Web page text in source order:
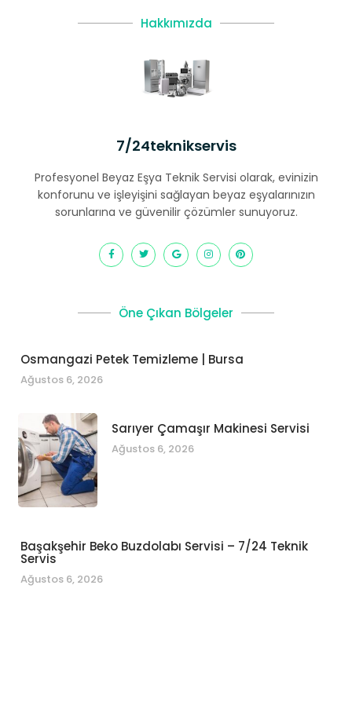
Hakkımızda
7/24teknikservis
Profesyonel Beyaz Eşya Teknik Servisi olarak, evinizin
konforunu ve işleyişini sağlayan beyaz eşyalarınızın
sorunlarına ve güvenilir çözümler sunuyoruz.
Öne Çıkan Bölgeler
Osmangazi Petek Temizleme | Bursa
Ağustos 6, 2026
Sarıyer Çamaşır Makinesi Servisi
Ağustos 6, 2026
Başakşehir Beko Buzdolabı Servisi – 7/24 Teknik
Servis
Ağustos 6, 2026